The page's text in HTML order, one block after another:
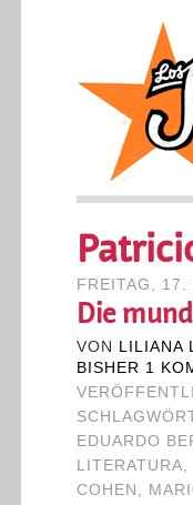
FREITAG, 17.
Die
VON
LILIANA
BISHER 1
EDUARDO
LITERATURA,
COHEN ,